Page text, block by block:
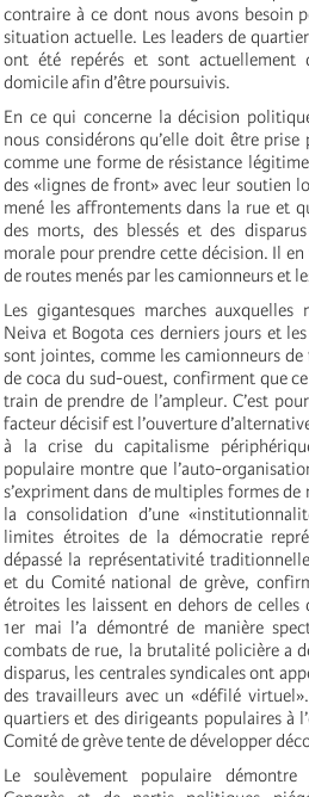
contraire à ce dont nous avons besoin
situation actuelle. Les leaders de
ont été repérés et sont
domicile afin d’être poursuivis.
En ce qui concerne la décision
nous considérons qu’elle doit être
comme une forme de résistance
des «lignes de front» avec leur soutien
mené les affrontements dans la rue et
des morts, des blessés et des
morale pour prendre cette décision. Il
de routes menés par les camionneurs et
Les gigantesques marches auxquelles
Neiva et Bogota ces derniers jours et
sont jointes, comme les camionneurs
de coca du sud-ouest, confirment que
train de prendre de l’ampleur. C’est
facteur décisif est l’ouverture
à la crise du capitalisme
populaire montre que l’auto-
s’expriment dans de multiples formes de
la consolidation d’une
limites étroites de la démocratie
dépassé la représentativité
et du Comité national de grève,
étroites les laissent en dehors de
1er mai l’a démontré de manière
combats de rue, la brutalité policière a
disparus, les centrales syndicales ont
des travailleurs avec un «défilé
quartiers et des dirigeants populaires à
Comité de grève tente de développer
Le soulèvement populaire démontre